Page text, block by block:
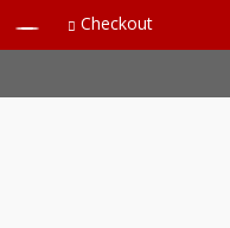
mBoWEpW-
Checkout